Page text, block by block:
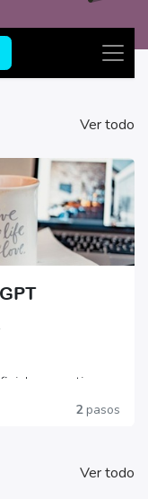
Ver todo
generativa
2pasos
Ver todo